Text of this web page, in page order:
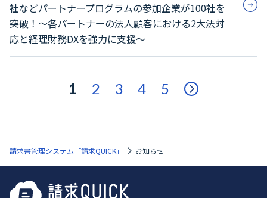
社などパートナープログラムの参加企業が100社を
突破！～各パートナーの法人顧客における2大法対
応と経理財務DXを強力に支援～
1 2 3 4 5
請求書管理システム「請求QUICK」 お知らせ